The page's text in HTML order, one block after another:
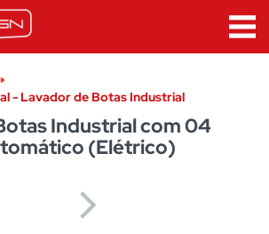
- Lavador de Botas Industrial
Industrial com 04
(Elétrico)